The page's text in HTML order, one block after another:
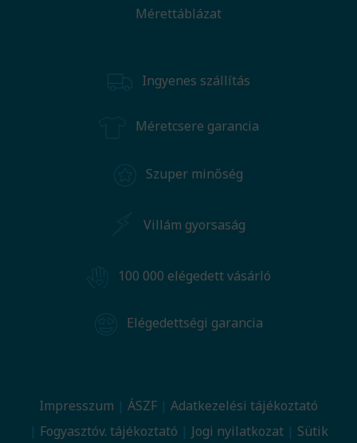
Mérettáblázat
Ingyenes szállítás
Méretcsere garancia
Szuper minőség
Villám gyorsaság
100 000 elégedett vásárló
Elégedettségi garancia
Impresszum ÁSZF
Adatkezelési tájékoztató
Fogyasztóv. tájékoztató
Jogi nyilatkozat Sütik